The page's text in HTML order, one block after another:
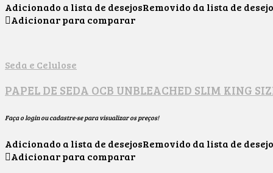
Adicionado a lista de desejosRemovido da lista de
Adicionar para comparar
Seda e Celulose
PAPEL DE SEDA OCB UNBLEACHED SLIM KING
Faça o login ou cadastre-se para visualizar os preços!
Adicionado a lista de desejosRemovido da lista de
Adicionar para comparar